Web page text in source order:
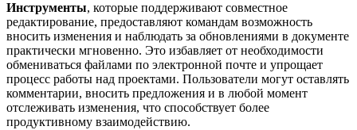
Инструменты, которые поддерживают совместное
редактирование, предоставляют командам возможность
вносить изменения и наблюдать за обновлениями в документе
практически мгновенно. Это избавляет от необходимости
обмениваться файлами по электронной почте и упрощает
процесс работы над проектами. Пользователи могут оставлять
комментарии, вносить предложения и в любой момент
отслеживать изменения, что способствует более
продуктивному взаимодействию.